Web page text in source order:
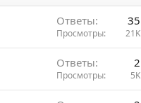
Ответы 35
Просмотры 21K
Ответы 2
Просмотры 5K